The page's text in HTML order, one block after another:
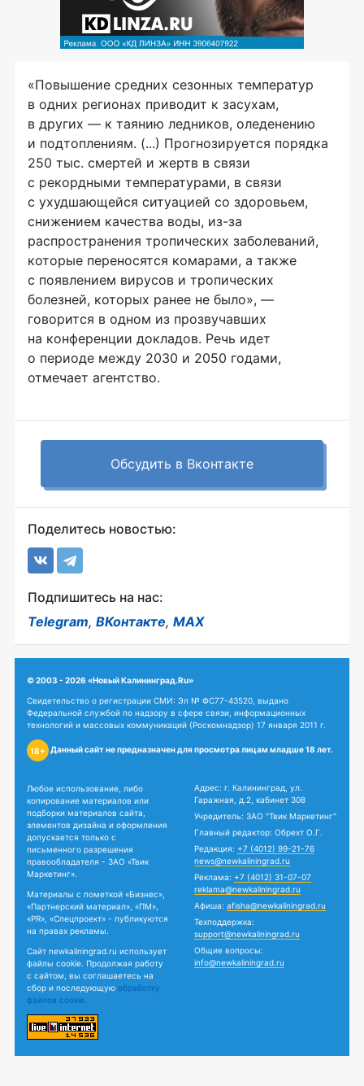
«Повышение средних сезонных температур
в одних регионах приводит к засухам,
в других — к таянию ледников, оледенению
и подтоплениям. (...) Прогнозируется порядка
250 тыс. смертей и жертв в связи
с рекордными температурами, в связи
с ухудшающейся ситуацией со здоровьем,
снижением качества воды, из-за
распространения тропических заболеваний,
которые переносятся комарами, а также
с появлением вирусов и тропических
болезней, которых ранее не было», —
говорится в одном из прозвучавших
на конференции докладов. Речь идет
о периоде между 2030 и 2050 годами,
отмечает агентство.
Обсудить в Вконтакте
Поделитесь новостью:
Подпишитесь на нас:
Telegram, ВКонтакте, MAX
© 2003 - 2026 «Новый Калининград.Ru»
Свидетельство о регистрации СМИ: Эл № ФС77-43520, выдано
Федеральной службой по надзору в сфере связи, информационных
технологий и массовых коммуникаций (Роскомнадзор) 17 января 2011 г.
18+ Данный сайт не предназначен для просмотра лицам младше 18 лет.
Любое использование, либо
копирование материалов или
подборки материалов сайта,
элементов дизайна и оформления
допускается только с
письменного разрешения
правообладателя - ЗАО «Твик
Маркетинг».
Материалы с пометкой «Бизнес»,
«Партнерский материал», «ПМ»,
«PR», «Спецпроект» - публикуются
на правах рекламы.
Сайт newkaliningrad.ru использует
файлы cookie. Продолжая работу
с сайтом, вы соглашаетесь на
сбор и последующую обработку
файлов cookie.
Адрес: г. Калининград, ул.
Гаражная, д.2, кабинет 308
Учредитель: ЗАО "Твик Маркетинг"
Главный редактор: Обрехт О.Г.
Редакция: +7 (4012) 99-21-76
news@newkaliningrad.ru
Реклама: +7 (4012) 31-07-07
reklama@newkaliningrad.ru
Афиша: afisha@newkaliningrad.ru
Техподдержка:
support@newkaliningrad.ru
Общие вопросы:
info@newkaliningrad.ru